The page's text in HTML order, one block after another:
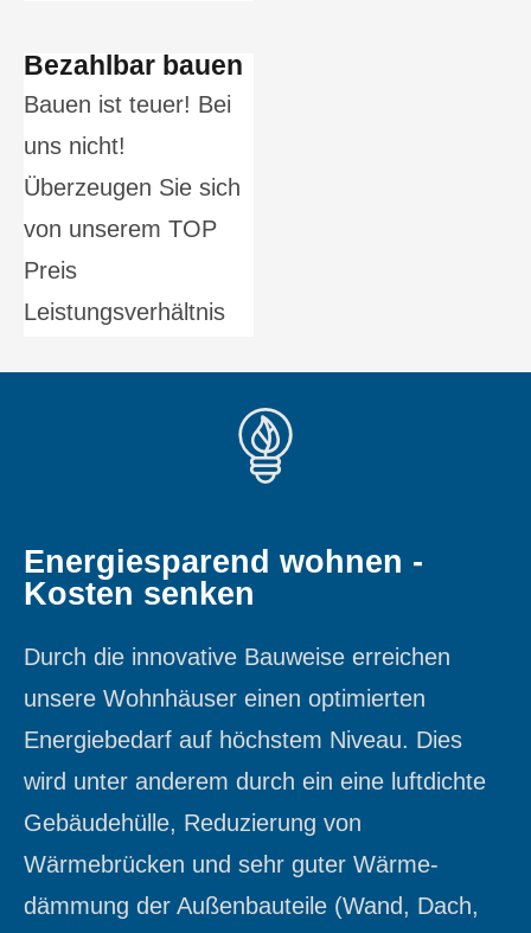
Bezahlbar bauen
Bauen ist teuer! Bei
uns nicht!
Überzeugen Sie sich
von unserem TOP
Preis
Leistungsverhältnis
Energiesparend wohnen -
Kosten senken
Durch die innovative Bauweise erreichen
unsere Wohnhäuser einen optimierten
Energiebedarf auf höchstem Niveau. Dies
wird unter anderem durch ein eine luftdichte
Gebäudehülle, Reduzierung von
Wärmebrücken und sehr guter Wärme-
dämmung der Außenbauteile (Wand, Dach,